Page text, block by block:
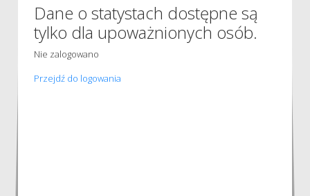
Dane o statystach dostępne są
tylko dla upoważnionych osób.
Nie zalogowano
Przejdź do logowania